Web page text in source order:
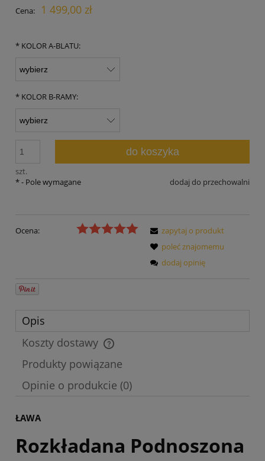
Cena: 1 499,00 zł
* KOLOR A-BLATU:
* KOLOR B-RAMY:
szt.
do koszyka
dodaj do przechowalni
*- Pole wymagane
Ocena:
zapytaj o produkt
poleć znajomemu
dodaj opinię
Opis
Koszty dostawy
Cena nie zawiera ewentualnych kosztów płatności
Produkty powiązane
Opinie o produkcie (0)
ŁAWA
Rozkładana Podnoszona